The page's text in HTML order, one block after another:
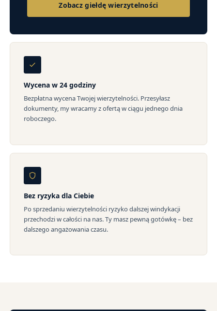
Zobacz giełdę wierzytelności
Wycena w 24 godziny
Bezpłatna wycena Twojej wierzytelności. Przesyłasz
dokumenty, my wracamy z ofertą w ciągu jednego dnia
roboczego.
Bez ryzyka dla Ciebie
Po sprzedaniu wierzytelności ryzyko dalszej windykacji
przechodzi w całości na nas. Ty masz pewną gotówkę – bez
dalszego angażowania czasu.